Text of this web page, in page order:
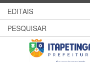
EDITAIS
PESQUISAR